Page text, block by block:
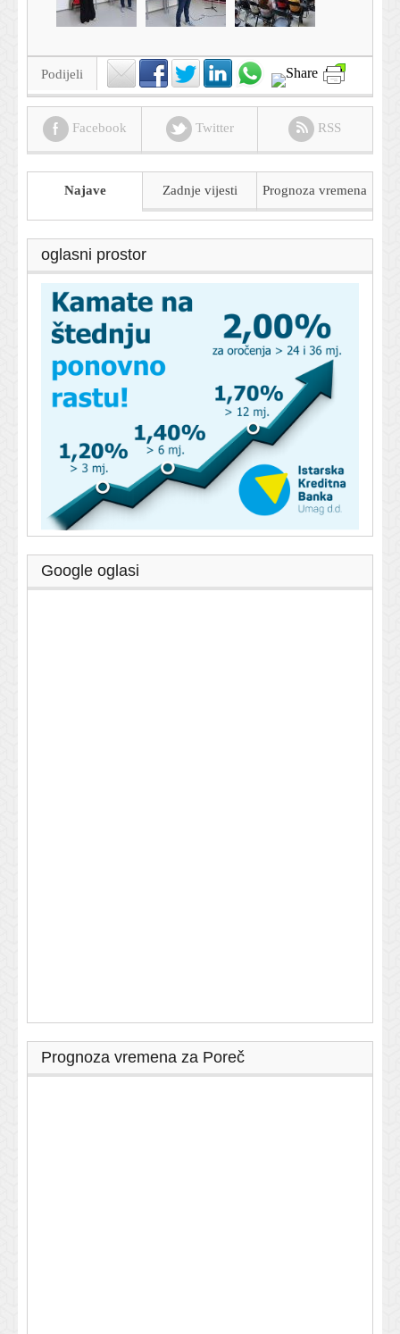
Podijeli
Facebook Twitter RSS
Najave Zadnje vijesti Prognoza vremena
oglasni prostor
Google oglasi
Prognoza vremena za Poreč